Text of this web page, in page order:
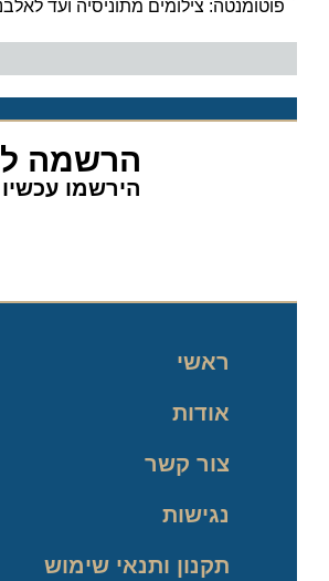
פוטומנטה: צילומים מתוניסיה ועד לאלבניה,
הרשמה
הירשמו עכשיו
ראשי
אודות
צור קשר
נגישות
תקנון ותנאי שימוש